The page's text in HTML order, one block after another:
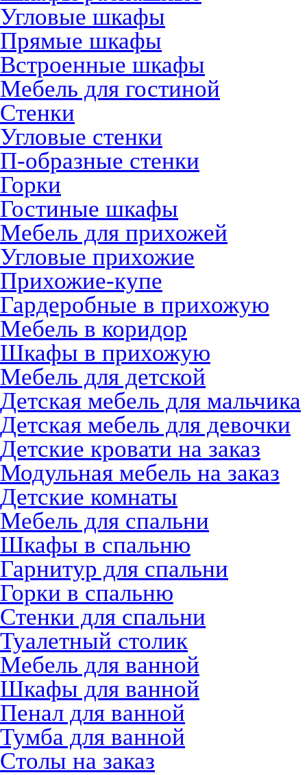
Угловые шкафы
Прямые шкафы
Встроенные шкафы
Мебель для гостиной
Стенки
Угловые стенки
П-образные стенки
Горки
Гостиные шкафы
Мебель для прихожей
Угловые прихожие
Прихожие-купе
Гардеробные в прихожую
Мебель в коридор
Шкафы в прихожую
Мебель для детской
Детская мебель для мальчика
Детская мебель для девочки
Детские кровати на заказ
Модульная мебель на заказ
Детские комнаты
Мебель для спальни
Шкафы в спальню
Гарнитур для спальни
Горки в спальню
Стенки для спальни
Туалетный столик
Мебель для ванной
Шкафы для ванной
Пенал для ванной
Тумба для ванной
Столы на заказ